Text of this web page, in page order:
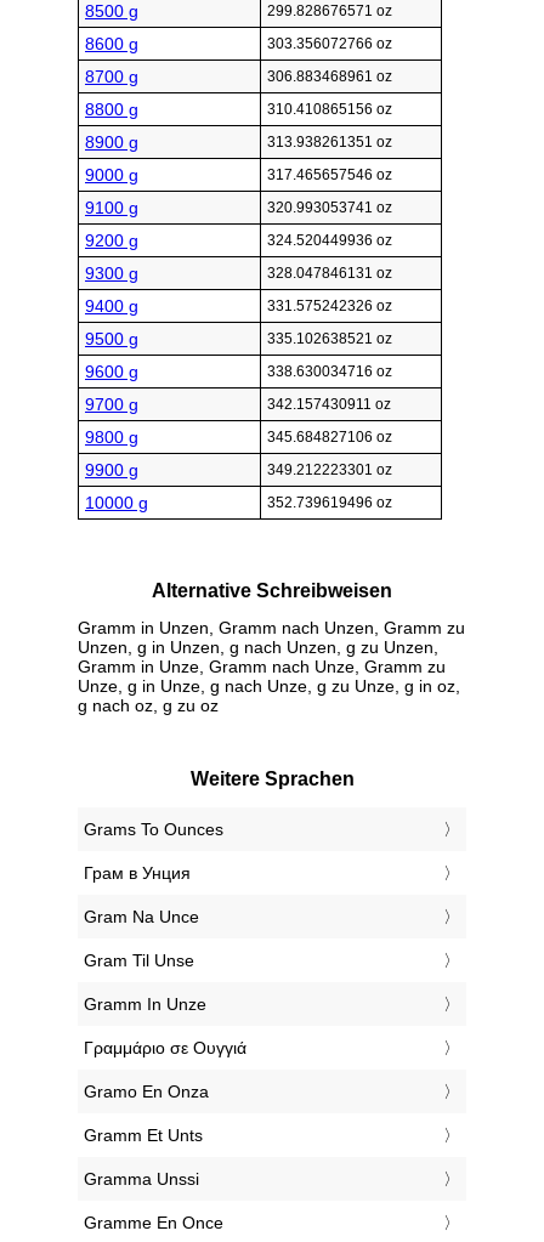
8500 g 299.828676571 oz
8600 g 303.356072766 oz
8700 g 306.883468961 oz
8800 g 310.410865156 oz
8900 g 313.938261351 oz
9000 g 317.465657546 oz
9100 g 320.993053741 oz
9200 g 324.520449936 oz
9300 g 328.047846131 oz
9400 g 331.575242326 oz
9500 g 335.102638521 oz
9600 g 338.630034716 oz
9700 g 342.157430911 oz
9800 g 345.684827106 oz
9900 g 349.212223301 oz
10000 g 352.739619496 oz
Alternative Schreibweisen
Gramm in Unzen, Gramm nach Unzen, Gramm zu
Unzen, g in Unzen, g nach Unzen, g zu Unzen,
Gramm in Unze, Gramm nach Unze, Gramm zu
Unze, g in Unze, g nach Unze, g zu Unze, g in oz,
g nach oz, g zu oz
Weitere Sprachen
‎Grams To Ounces
‎Грам в Унция
‎Gram Na Unce
‎Gram Til Unse
‎Gramm In Unze
‎Γραμμάριο σε Ουγγιά
‎Gramo En Onza
‎Gramm Et Unts
‎Gramma Unssi
‎Gramme En Once